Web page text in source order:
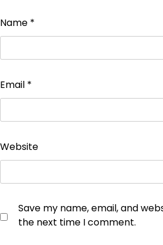
Name *
Email *
Website
Save my name, email, and
the next time I comment.